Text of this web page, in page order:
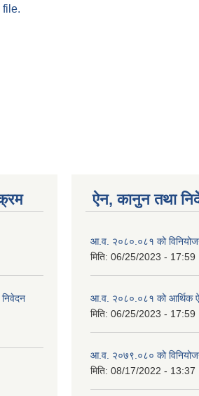
file.
निवेदन
ऐन, कानुन तथा
आ.व. २०८०.०८१ को
मिति: 06/25/2023 - 17:59
आ.व. २०८०.०८१ को आर्थिक
मिति: 06/25/2023 - 17:59
आ.व. २०७९.०८० को
मिति: 08/17/2022 - 13:37